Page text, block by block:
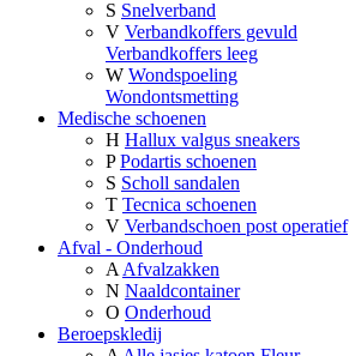
S Snelverband
V Verbandkoffers gevuld
Verbandkoffers leeg
W Wondspoeling
Wondontsmetting
Medische schoenen
H Hallux valgus sneakers
P Podartis schoenen
S Scholl sandalen
T Tecnica schoenen
V Verbandschoen post operatief
Afval - Onderhoud
A Afvalzakken
N Naaldcontainer
O Onderhoud
Beroepskledij